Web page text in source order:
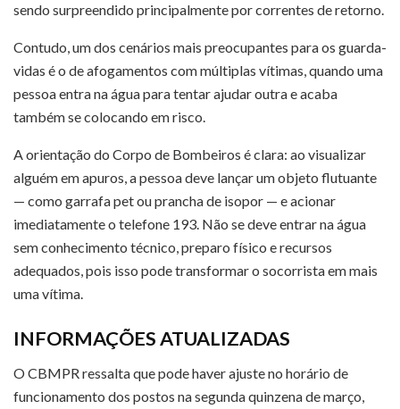
sendo surpreendido principalmente por correntes de retorno.
Contudo, um dos cenários mais preocupantes para os guarda-
vidas é o de afogamentos com múltiplas vítimas, quando uma
pessoa entra na água para tentar ajudar outra e acaba
também se colocando em risco.
A orientação do Corpo de Bombeiros é clara: ao visualizar
alguém em apuros, a pessoa deve lançar um objeto flutuante
— como garrafa pet ou prancha de isopor — e acionar
imediatamente o telefone 193. Não se deve entrar na água
sem conhecimento técnico, preparo físico e recursos
adequados, pois isso pode transformar o socorrista em mais
uma vítima.
INFORMAÇÕES ATUALIZADAS
O CBMPR ressalta que pode haver ajuste no horário de
funcionamento dos postos na segunda quinzena de março,